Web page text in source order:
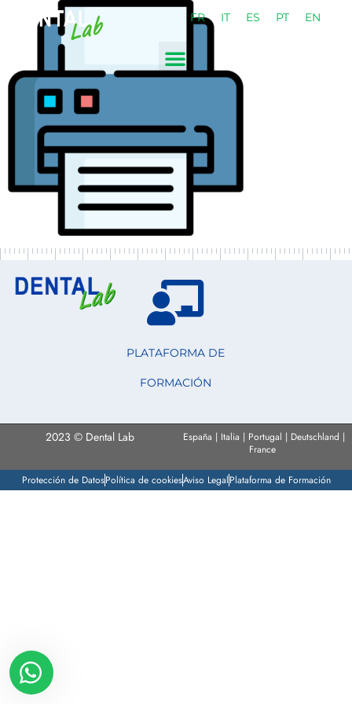
FR IT ES PT EN
PLATAFORMA DE
FORMACIÓN
2023 © Dental Lab
España | Italia | Portugal | Deutschland |
France
Protección de DatosPolítica de cookiesAviso LegalPlataforma de Formación